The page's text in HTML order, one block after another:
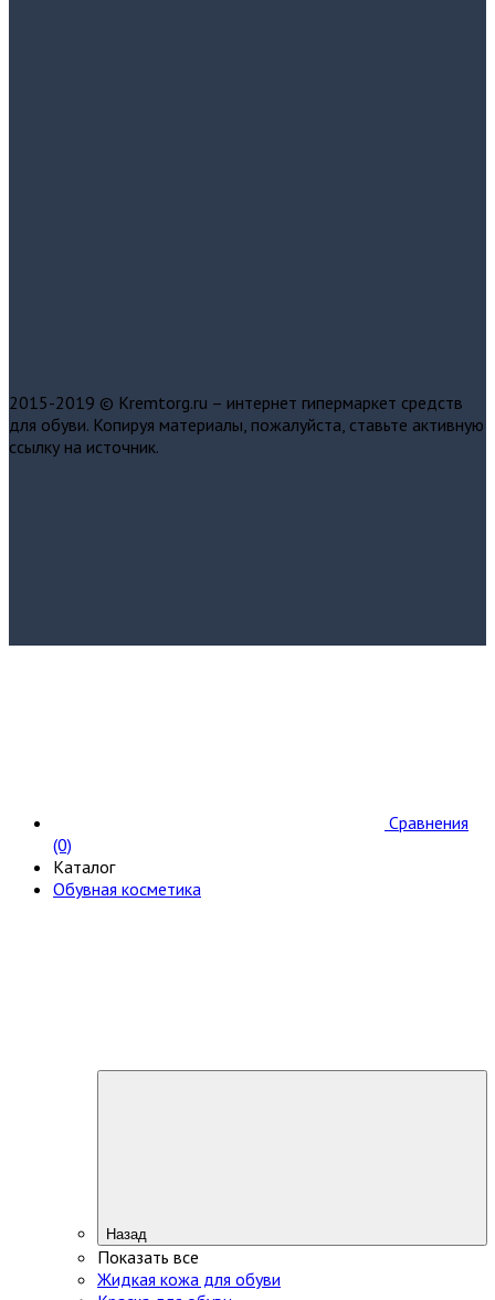
2015-2019 © Kremtorg.ru – интернет гипермаркет средств
для обуви. Копируя материалы, пожалуйста, ставьте активную
ссылку на источник.
Сравнения
(0)
Каталог
Обувная косметика
Назад
Показать все
Жидкая кожа для обуви